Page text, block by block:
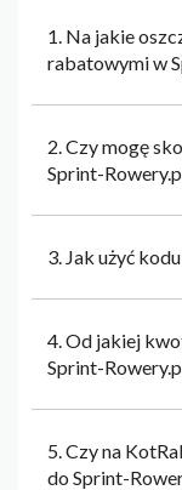
1. Na jakie
rabatowymi w
2. Czy mogę
Sprint-
3. Jak użyć
4. Od jakiej
Sprint-
5. Czy na
do Sprint-